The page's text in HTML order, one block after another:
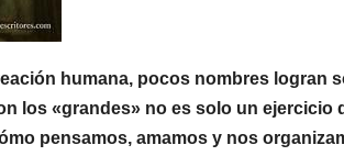
humana, pocos nombres logran
los «grandes» no es solo un ejercicio
pensamos, amamos y nos